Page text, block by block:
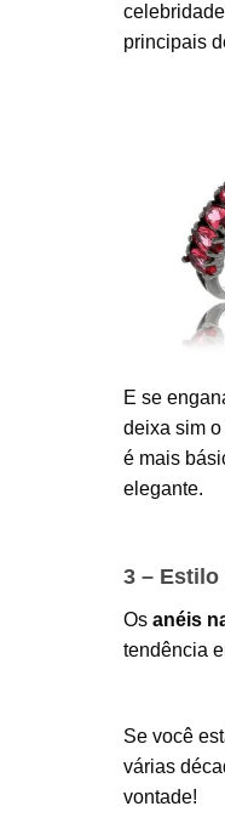
principais
Meia
E se
deixa sim
é mais
elegante.
3 –
Os anéis
tendência
Se você
várias
vontade!